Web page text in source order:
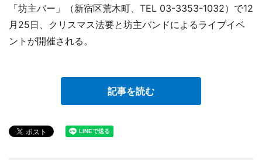
「坊主バー」（新宿区荒木町、TEL 03-3353-1032）で12
月25日、クリスマス法要と坊主バンドによるライブイベ
ントが開催される。
記事を読む